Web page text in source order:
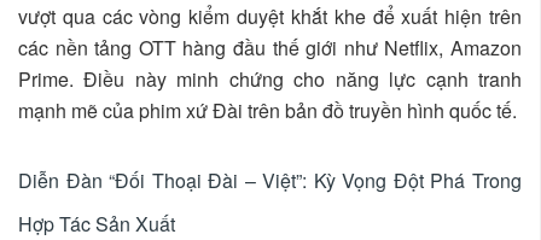
vượt qua các vòng kiểm duyệt khắt khe để xuất hiện trên
các nền tảng OTT hàng đầu thế giới như Netflix, Amazon
Prime. Điều này minh chứng cho năng lực cạnh tranh
mạnh mẽ của phim xứ Đài trên bản đồ truyền hình quốc tế.
Diễn Đàn “Đối Thoại Đài – Việt”: Kỳ Vọng Đột Phá Trong
Hợp Tác Sản Xuất